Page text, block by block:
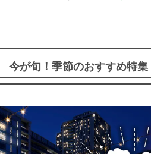
今が旬！季節のおすすめ特集